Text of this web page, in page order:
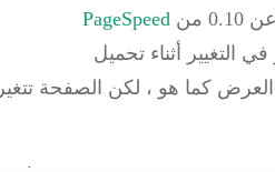
PageSpeed
التغيير أثناء تحميل
كما هو ، لكن الصفحة تتغير